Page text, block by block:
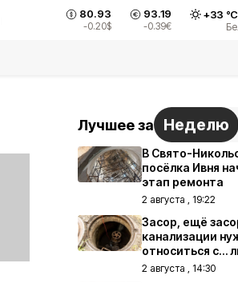
80.93
-0.20$
93.19
-0.39€
+33 °С,
Лучшее за Неделю
В Свято-
посёлка Ивня
этап ремонта
2 августа , 19:22
Засор, ещё
канализации
относиться с…
2 августа , 14:30